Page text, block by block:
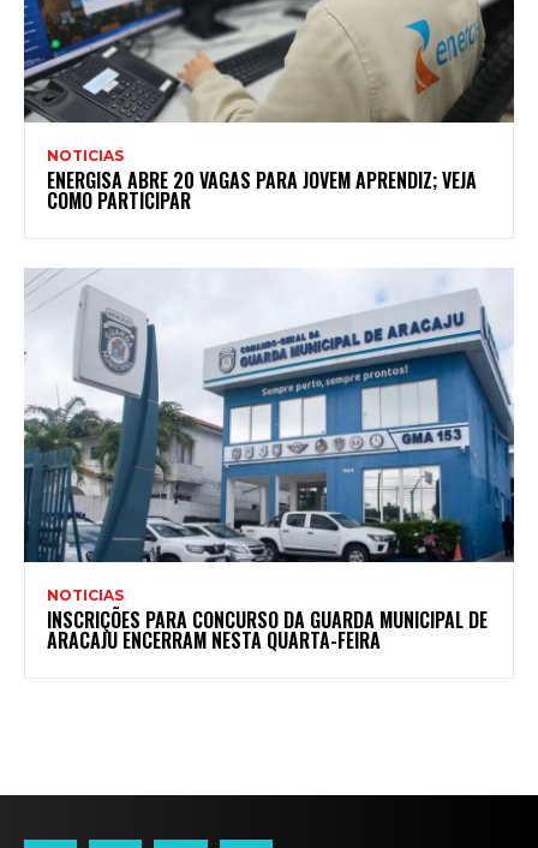
NOTICIAS
ENERGISA ABRE 20 VAGAS PARA JOVEM APRENDIZ; VEJA
COMO PARTICIPAR
NOTICIAS
INSCRIÇÕES PARA CONCURSO DA GUARDA MUNICIPAL DE
ARACAJU ENCERRAM NESTA QUARTA-FEIRA